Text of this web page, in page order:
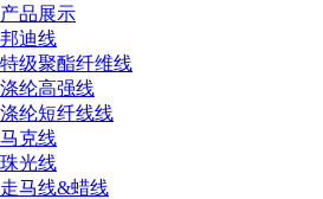
产品展示
邦迪线
特级聚酯纤维线
涤纶高强线
涤纶短纤线线
马克线
珠光线
走马线&蜡线